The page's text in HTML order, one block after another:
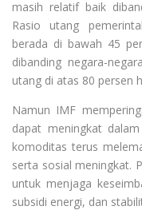
masih relatif baik
Rasio utang
berada di bawah 45
dibanding negara-
utang di atas 80 persen
Namun IMF
dapat meningkat
komoditas terus
serta sosial meningkat.
untuk menjaga
subsidi energi, dan